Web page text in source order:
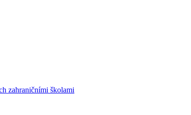
zahraničními školami